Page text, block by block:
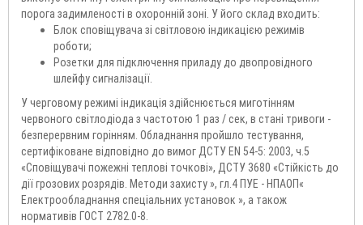
порога задимленості в охоронній зоні. У його склад входить:
Блок сповіщувача зі світловою індикацією режимів
роботи;
Розетки для підключення приладу до двопровідного
шлейфу сигналізації.
У черговому режимі індикація здійснюється миготінням
червоного світлодіода з частотою 1 раз / сек, в стані тривоги -
безперервним горінням. Обладнання пройшло тестування,
сертифіковане відповідно до вимог ДСТУ EN 54-5: 2003, ч.5
«Сповіщувачі пожежні теплові точкові», ДСТУ 3680 «Стійкість до
дії грозових розрядів. Методи захисту », гл.4 ПУЕ - НПАОП«
Електрообладнання спеціальних установок », а також
нормативів ГОСТ 2782.0-8.